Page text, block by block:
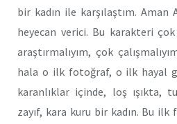
bir kadın ile karşılaştım. Aman
heyecan verici. Bu karakteri
araştırmalıyım, çok
hala o ilk fotoğraf, o ilk hayal
karanlıklar içinde, loş ışıkta,
zayıf, kara kuru bir kadın. Bu